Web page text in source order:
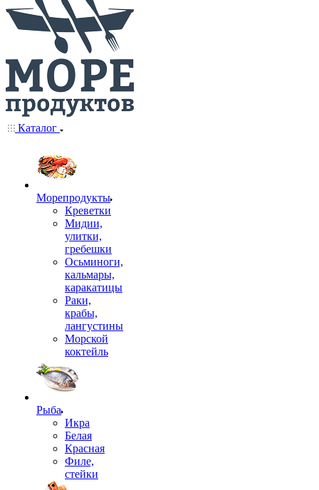
Каталог
Морепродукты
Креветки
Мидии,
улитки,
гребешки
Осьминоги,
кальмары,
каракатицы
Раки,
крабы,
лангустины
Морской
коктейль
Рыба
Икра
Белая
Красная
Филе,
стейки